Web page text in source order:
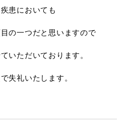
患においても
の一つだと思いますので
いただいております。
失礼いたします。